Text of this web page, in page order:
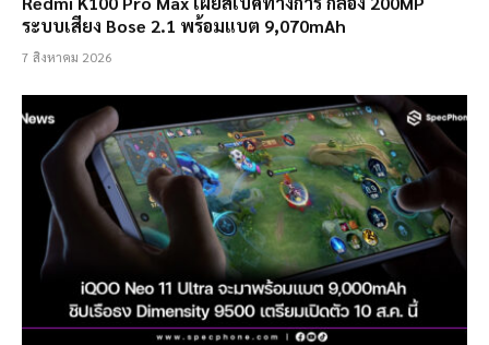
ระบบเสียง Bose 2.1 พร้อมแบต 9,070mAh
7 สิงหาคม 2026